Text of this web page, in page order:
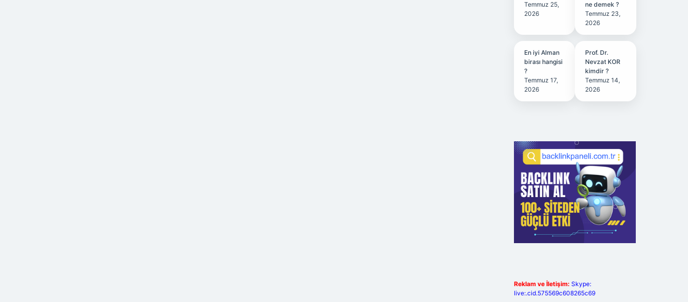
Temmuz 25,
2026
ne demek ?
Temmuz 23,
2026
En iyi Alman
birası hangisi
?
Temmuz 17,
2026
Prof. Dr.
Nevzat KOR
kimdir ?
Temmuz 14,
2026
Reklam ve İletişim: Skype:
live:.cid.575569c608265c69